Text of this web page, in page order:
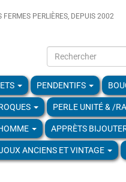
FERMES PERLIÈRES, DEPUIS 2002
PENDENTIFS
PERLE UNITÉ & /
APPRÈTS
ANCIENS ET VINTAGE